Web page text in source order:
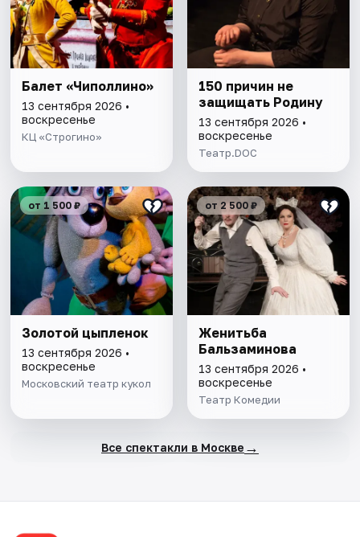
Балет «Чиполлино»
13 сентября 2026 •
воскресенье
КЦ «Строгино»
150 причин не
защищать Родину
13 сентября 2026 •
воскресенье
Театр.DOC
от 1 500 ₽
Золотой цыпленок
13 сентября 2026 •
воскресенье
Московский театр кукол
от 2 500 ₽
Женитьба
Бальзаминова
13 сентября 2026 •
воскресенье
Театр Комедии
Все спектакли в Москве →